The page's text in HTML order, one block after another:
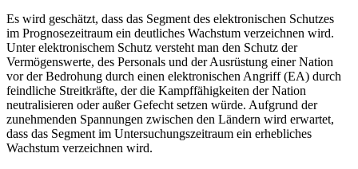
Es wird geschätzt, dass das Segment des elektronischen Schutzes
im Prognosezeitraum ein deutliches Wachstum verzeichnen wird.
Unter elektronischem Schutz versteht man den Schutz der
Vermögenswerte, des Personals und der Ausrüstung einer Nation
vor der Bedrohung durch einen elektronischen Angriff (EA) durch
feindliche Streitkräfte, der die Kampffähigkeiten der Nation
neutralisieren oder außer Gefecht setzen würde. Aufgrund der
zunehmenden Spannungen zwischen den Ländern wird erwartet,
dass das Segment im Untersuchungszeitraum ein erhebliches
Wachstum verzeichnen wird.